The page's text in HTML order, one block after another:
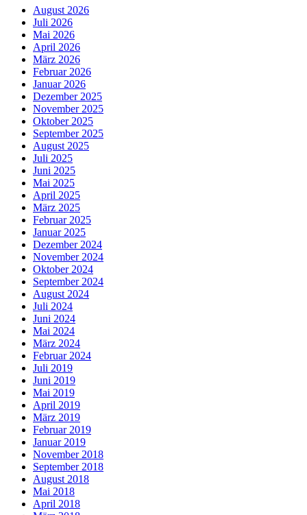
August 2026
Juli 2026
Mai 2026
April 2026
März 2026
Februar 2026
Januar 2026
Dezember 2025
November 2025
Oktober 2025
September 2025
August 2025
Juli 2025
Juni 2025
Mai 2025
April 2025
März 2025
Februar 2025
Januar 2025
Dezember 2024
November 2024
Oktober 2024
September 2024
August 2024
Juli 2024
Juni 2024
Mai 2024
März 2024
Februar 2024
Juli 2019
Juni 2019
Mai 2019
April 2019
März 2019
Februar 2019
Januar 2019
November 2018
September 2018
August 2018
Mai 2018
April 2018